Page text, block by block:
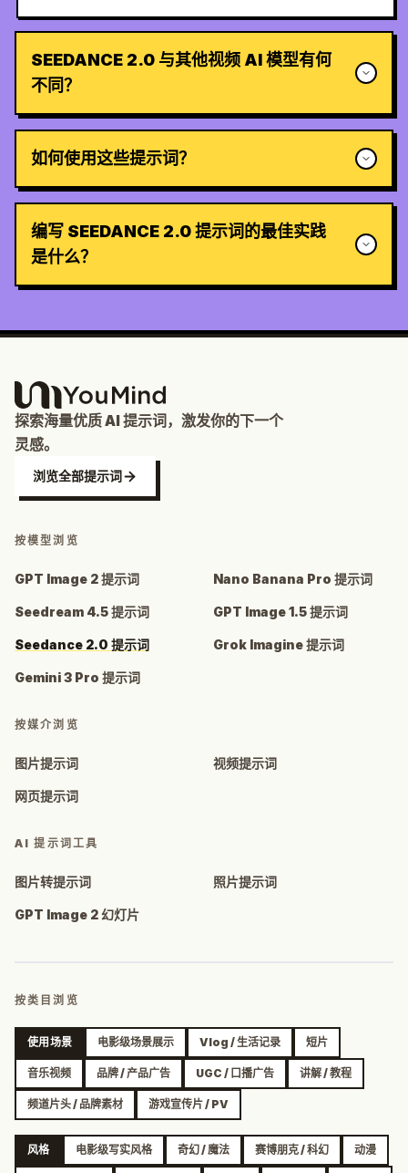
SEEDANCE 2.0 与其他视频 AI 模型有何
不同？
如何使用这些提示词？
编写 SEEDANCE 2.0 提示词的最佳实践
是什么？
探索海量优质 AI 提示词，激发你的下一个
灵感。
浏览全部提示词
按模型浏览
GPT Image 2 提示词 Nano Banana Pro 提示词
Seedream 4.5 提示词 GPT Image 1.5 提示词
Seedance 2.0 提示词 Grok Imagine 提示词
Gemini 3 Pro 提示词
按媒介浏览
图片提示词 视频提示词
网页提示词
AI 提示词工具
图片转提示词 照片提示词
GPT Image 2 幻灯片
按类目浏览
使用场景 电影级场景展示 Vlog / 生活记录 短片
音乐视频 品牌 / 产品广告 UGC / 口播广告 讲解 / 教程
频道片头 / 品牌素材 游戏宣传片 / PV
风格 电影级写实风格 奇幻 / 魔法 赛博朋克 / 科幻 动漫